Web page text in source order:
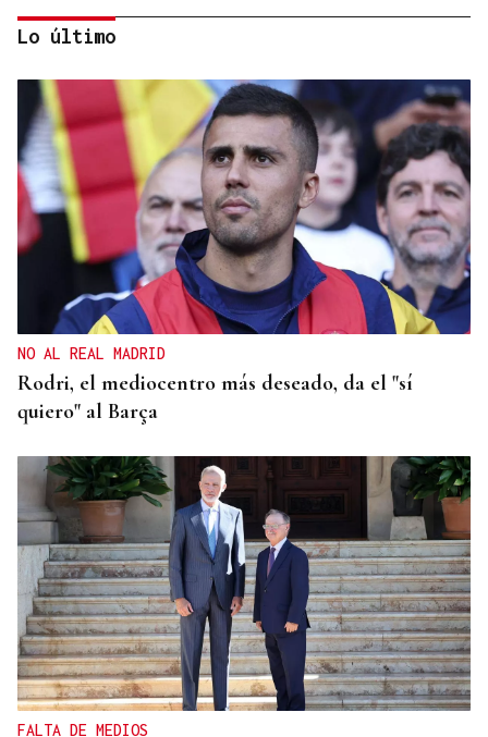
No es un adiós, es un hasta siempre, querida Marila
Lo último
NO AL REAL MADRID
Rodri, el mediocentro más deseado, da el "sí
quiero" al Barça
FALTA DE MEDIOS